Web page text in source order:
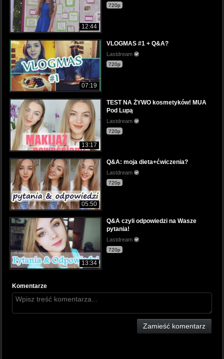
12:44
720p
07:19
VLOGMAS #1 + Q&A?
Lastdream
720p
13:17
TEST NA ŻYWO kosmetyków! MUA
Pod Lupą
Lastdream
720p
05:50
Q&A: moja dieta+ćwiczenia?
Lastdream
720p
13:34
Q&A czyli odpowiedzi na Wasze
pytania!
Lastdream
720p
Komentarze
Zamieść komentarz